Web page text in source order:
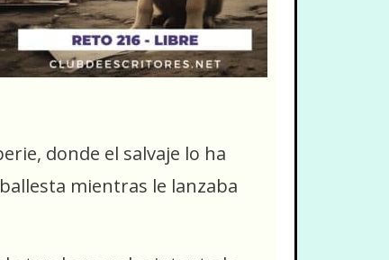
donde el salvaje lo ha
mientras le lanzaba